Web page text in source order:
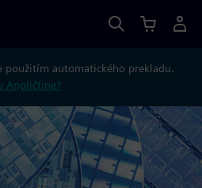
použitím automatického prekladu.
Angličtine?